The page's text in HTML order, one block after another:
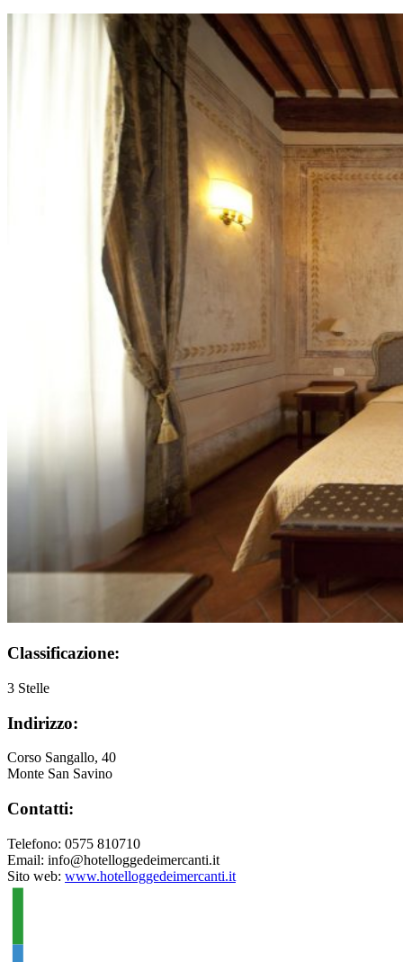
Classificazione:
3 Stelle
Indirizzo:
Corso Sangallo, 40
Monte San Savino
Contatti:
Telefono: 0575 810710
Email: info@hotelloggedeimercanti.it
Sito web: www.hotelloggedeimercanti.it